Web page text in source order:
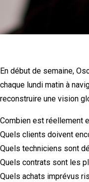
En début de semaine,
chaque lundi matin à
reconstruire une vision
Combien est réellement
Quels clients doivent
Quels techniciens sont
Quels contrats sont les
Quels achats imprévus